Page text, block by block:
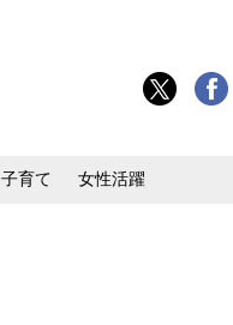
子育て 女性活躍